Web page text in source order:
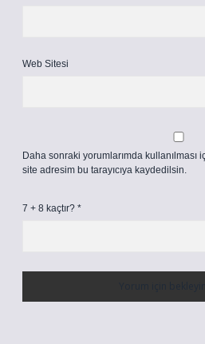
Web Sitesi
Daha sonraki yorumlarımda kullanılması
site adresim bu tarayıcıya kaydedilsin.
7 + 8 kaçtır? *